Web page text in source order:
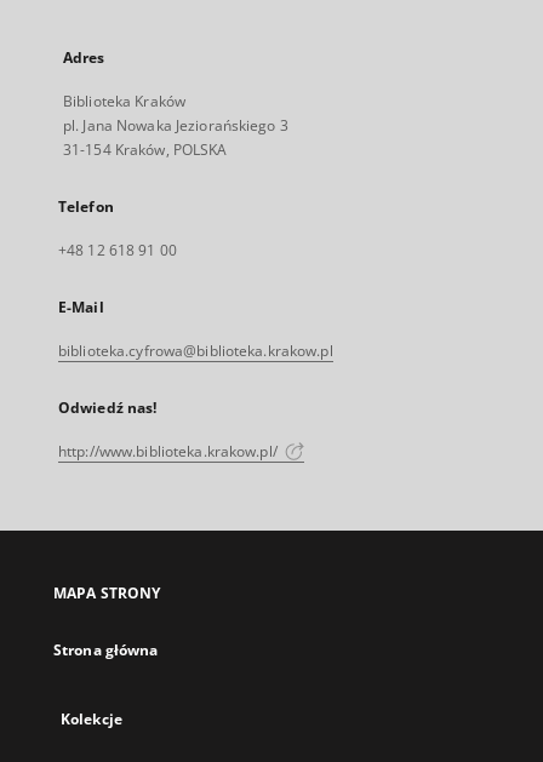
Adres
Biblioteka Kraków
pl. Jana Nowaka Jeziorańskiego 3
31-154 Kraków, POLSKA
Telefon
+48 12 618 91 00
E-Mail
biblioteka.cyfrowa@biblioteka.krakow.pl
Odwiedź nas!
http://www.biblioteka.krakow.pl/
MAPA STRONY
Strona główna
Kolekcje